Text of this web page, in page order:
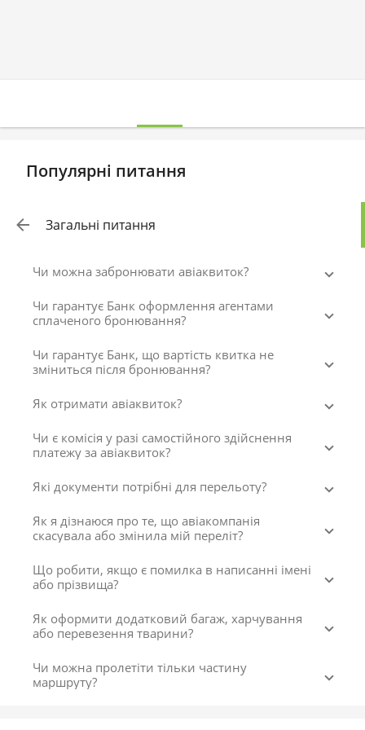
Популярні питання
Загальні питання
Чи можна забронювати авіаквиток?
Чи гарантує Банк оформлення агентами
сплаченого бронювання?
Чи гарантує Банк, що вартість квитка не
зміниться після бронювання?
Як отримати авіаквиток?
Чи є комісія у разі самостійного здійснення
платежу за авіаквиток?
Які документи потрібні для перельоту?
Як я дізнаюся про те, що авіакомпанія
скасувала або змінила мій переліт?
Що робити, якщо є помилка в написанні імені
або прізвища?
Як оформити додатковий багаж, харчування
або перевезення тварини?
Чи можна пролетіти тільки частину
маршруту?